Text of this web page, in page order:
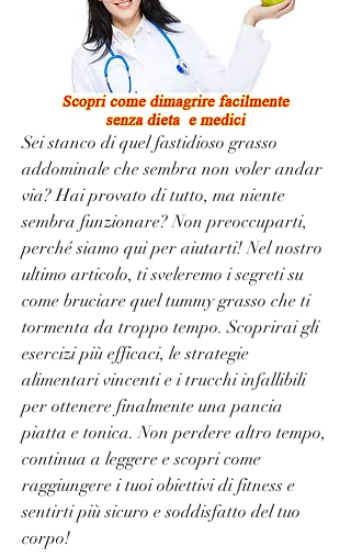
Sei stanco di quel fastidioso grasso
addominale che sembra non voler andar
via? Hai provato di tutto, ma niente
sembra funzionare? Non preoccuparti,
perché siamo qui per aiutarti! Nel nostro
ultimo articolo, ti sveleremo i segreti su
come bruciare quel tummy grasso che ti
tormenta da troppo tempo. Scoprirai gli
esercizi più efficaci, le strategie
alimentari vincenti e i trucchi infallibili
per ottenere finalmente una pancia
piatta e tonica. Non perdere altro tempo,
continua a leggere e scopri come
raggiungere i tuoi obiettivi di fitness e
sentirti più sicuro e soddisfatto del tuo
corpo!